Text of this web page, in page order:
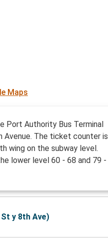
Maps
Port Authority Bus Terminal
Avenue. The ticket counter is
wing on the subway level.
lower level 60 - 68 and 79 -
y 8th Ave)